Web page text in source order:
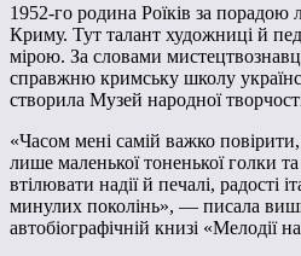
1952-го родина Роїків за порадою
Криму. Тут талант художниці й
мірою. За словами
справжню кримську школу
створила Музей народної
«Часом мені самій важко
лише маленької тоненької голки
втілювати надії й печалі, радості
минулих поколінь», — писала
автобіографічній книзі «Мелодії